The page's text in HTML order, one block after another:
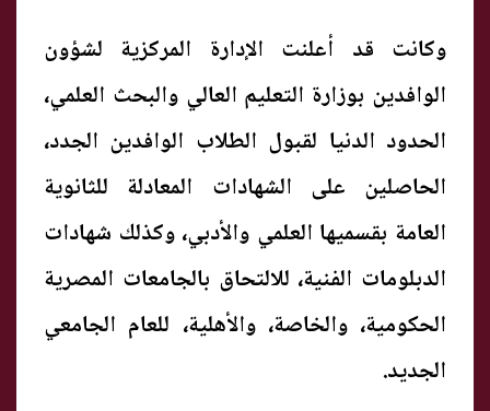
وكانت قد أعلنت الإدارة المركزية لشؤون
الوافدين بوزارة التعليم العالي والبحث العلمي،
الحدود الدنيا لقبول الطلاب الوافدين الجدد،
الحاصلين على الشهادات المعادلة للثانوية
العامة بقسميها العلمي والأدبي، وكذلك شهادات
الدبلومات الفنية، للالتحاق بالجامعات المصرية
الحكومية، والخاصة، والأهلية، للعام الجامعي
الجديد.